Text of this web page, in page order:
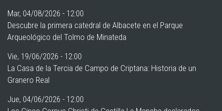
Mar, 04/08/2026 - 12:00
Descubre la primera catedral de Albacete en el Parque
Arqueológico del Tolmo de Minateda
Vie, 19/06/2026 - 12:00
La Casa de la Tercia de Campo de Criptana: Historia de un
Granero Real
Jue, 04/06/2026 - 12:00